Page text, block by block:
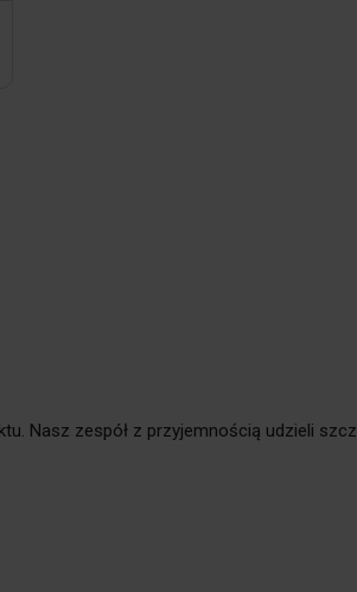
Nasz zespół z przyjemnością udzieli